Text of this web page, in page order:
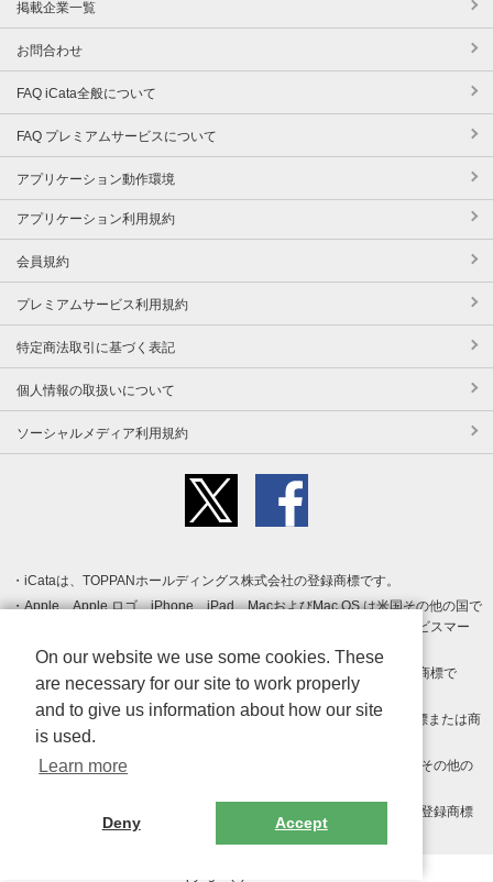
掲載企業一覧
お問合わせ
FAQ iCata全般について
FAQ プレミアムサービスについて
アプリケーション動作環境
アプリケーション利用規約
会員規約
プレミアムサービス利用規約
特定商法取引に基づく表記
個人情報の取扱いについて
ソーシャルメディア利用規約
iCataは、TOPPANホールディングス株式会社の登録商標です。
Apple、Apple ロゴ、iPhone、iPad、MacおよびMac OS は米国その他の国で
登録された Apple Inc. の商標です。App Store は Apple Inc. のサービスマー
クです。
Android、Google Play および Google Play ロゴ は Google LLC の商標で
す。
Windows は Microsoft Inc.の米国およびその他の国における登録商標または商
標です。
Adobe、Adobe Reader、Adobe PDF は、Adobe Inc.の米国およびその他の
その他、記載されている会社名、商品名、ロゴは各社の商標または登録商標
On our website we use some cookies. These
are necessary for our site to work properly
and to give us information about how our site
is used.
Learn more
Deny Accept